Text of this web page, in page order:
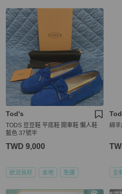
Tod's
TODS 豆豆鞋 平底鞋 開車鞋 懶人鞋
藍色 37號半
TWD 9,000
狀況良好 本地 免運
綿
全